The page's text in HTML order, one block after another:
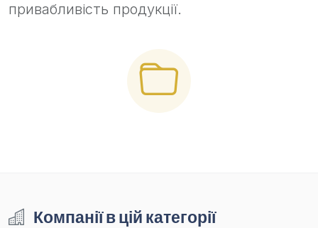
привабливість продукції.
Компанії в цій категорії